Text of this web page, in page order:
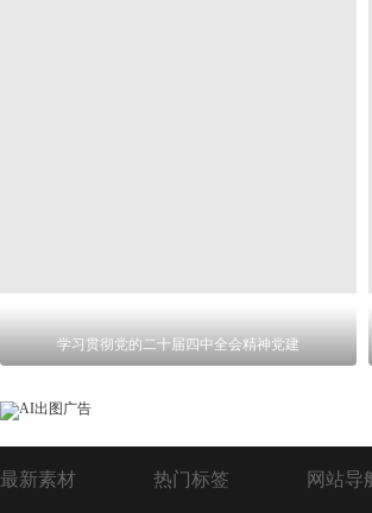
学习贯彻党的二十届四中全会精神党建
最新素材 热门标签 网站导